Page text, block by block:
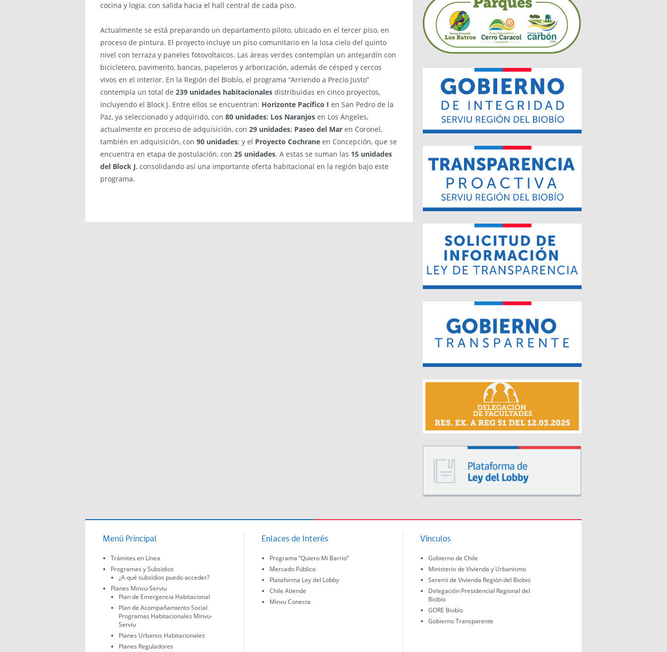
cocina y logia, con salida hacia el hall central de cada piso.
Actualmente se está preparando un departamento piloto, ubicado en el tercer piso, en
proceso de pintura. El proyecto incluye un piso comunitario en la losa cielo del quinto
nivel con terraza y paneles fotovoltaicos. Las áreas verdes contemplan un antejardín con
bicicletero, pavimento, bancas, papeleros y arborización, además de césped y cercos
vivos en el interior. En la Región del Biobío, el programa “Arriendo a Precio Justo”
contempla un total de 239 unidades habitacionales distribuidas en cinco proyectos,
incluyendo el Block J. Entre ellos se encuentran: Horizonte Pacífico I en San Pedro de la
Paz, ya seleccionado y adquirido, con 80 unidades; Los Naranjos en Los Ángeles,
actualmente en proceso de adquisición, con 29 unidades; Paseo del Mar en Coronel,
también en adquisición, con 90 unidades; y el Proyecto Cochrane en Concepción, que se
encuentra en etapa de postulación, con 25 unidades. A estas se suman las 15 unidades
del Block J, consolidando así una importante oferta habitacional en la región bajo este
programa.
Menú Principal
Trámites en Línea
Programas y Subsidios
¿A qué subsidios puedo acceder?
Planes Minvu-Serviu
Plan de Emergencia Habitacional
Plan de Acompañamiento Social
Programas Habitacionales Minvu-
Serviu
Planes Urbanos Habitacionales
Planes Reguladores
Enlaces de Interés
Programa “Quiero Mi Barrio”
Mercado Público
Plataforma Ley del Lobby
Chile Atiende
Minvu Conecta
Vínculos
Gobierno de Chile
Ministerio de Vivienda y Urbanismo
Seremi de Vivienda Región del Biobio
Delegación Presidencial Regional del
Biobío
GORE Biobío
Gobierno Transparente